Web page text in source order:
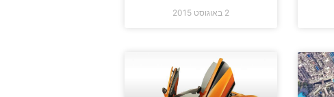
2 באוגוסט 2015